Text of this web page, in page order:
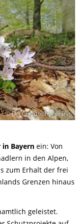
© Dr. Christoph Moning
Bayern ein: Von
in den Alpen,
zum Erhalt der frei
Grenzen hinaus
geleistet.